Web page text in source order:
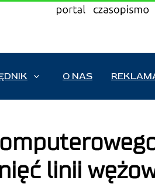
O NAS
linii